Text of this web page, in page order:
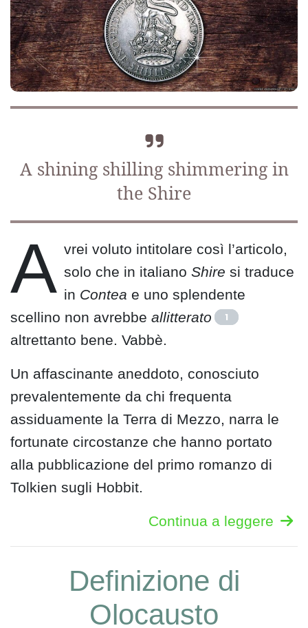
A shining shilling shimmering in
the Shire
A vrei voluto intitolare così l’articolo,
solo che in italianoShire si traduce
in Contea e uno splendente
scellino non avrebbe allitterato 1
altrettanto bene. Vabbè.
Un affascinante aneddoto, conosciuto
prevalentemente da chi frequenta
assiduamente la Terra di Mezzo, narra le
fortunate circostanze che hanno portato
alla pubblicazione del primo romanzo di
Tolkien sugli Hobbit.
Continua a leggere
Definizione di
Olocausto